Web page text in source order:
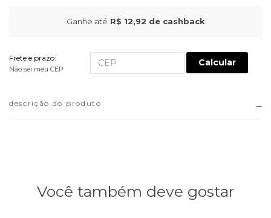
Ganhe até R$ 12,92 de cashback
Frete e prazo:
Não sei meu CEP
Calcular
descrição do produto
Você também deve gostar